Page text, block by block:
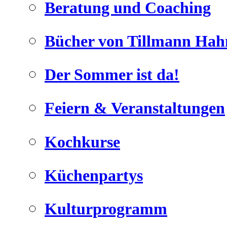
keine sind.
Ein Potpourrie professioneller Rezepte.
Für Liebhaber der einfachen und
immer mit der besonderen Note.
Beratung und Coaching
Bücher von Tillmann
Der Sommer ist da!
Feiern & Veranstaltungen
Kochkurse
Küchenpartys
Kulturprogramm